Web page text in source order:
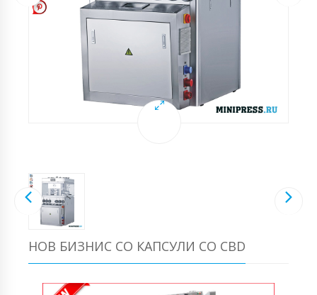
НОВ БИЗНИС СО КАПСУЛИ СО CBD